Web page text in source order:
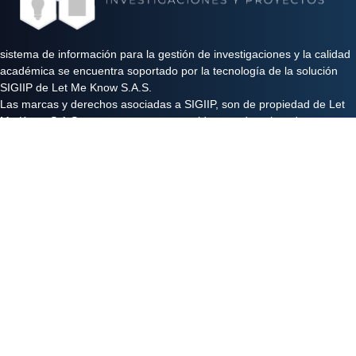
sistema de información para la gestión de investigaciones y la calidad
académica se encuentra soportado por la tecnología de la solución
SIGIIP de Let Me Know S.A.S.
Las marcas y derechos asociadas a SIGIIP, son de propiedad de Let
Me Know S.A.S y se encuentran protegidos por derechos de autor e